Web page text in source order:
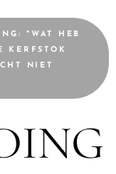
"WAT HEB
NIET